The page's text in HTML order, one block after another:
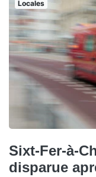
Locales
Sixt-Fer-à-
disparue